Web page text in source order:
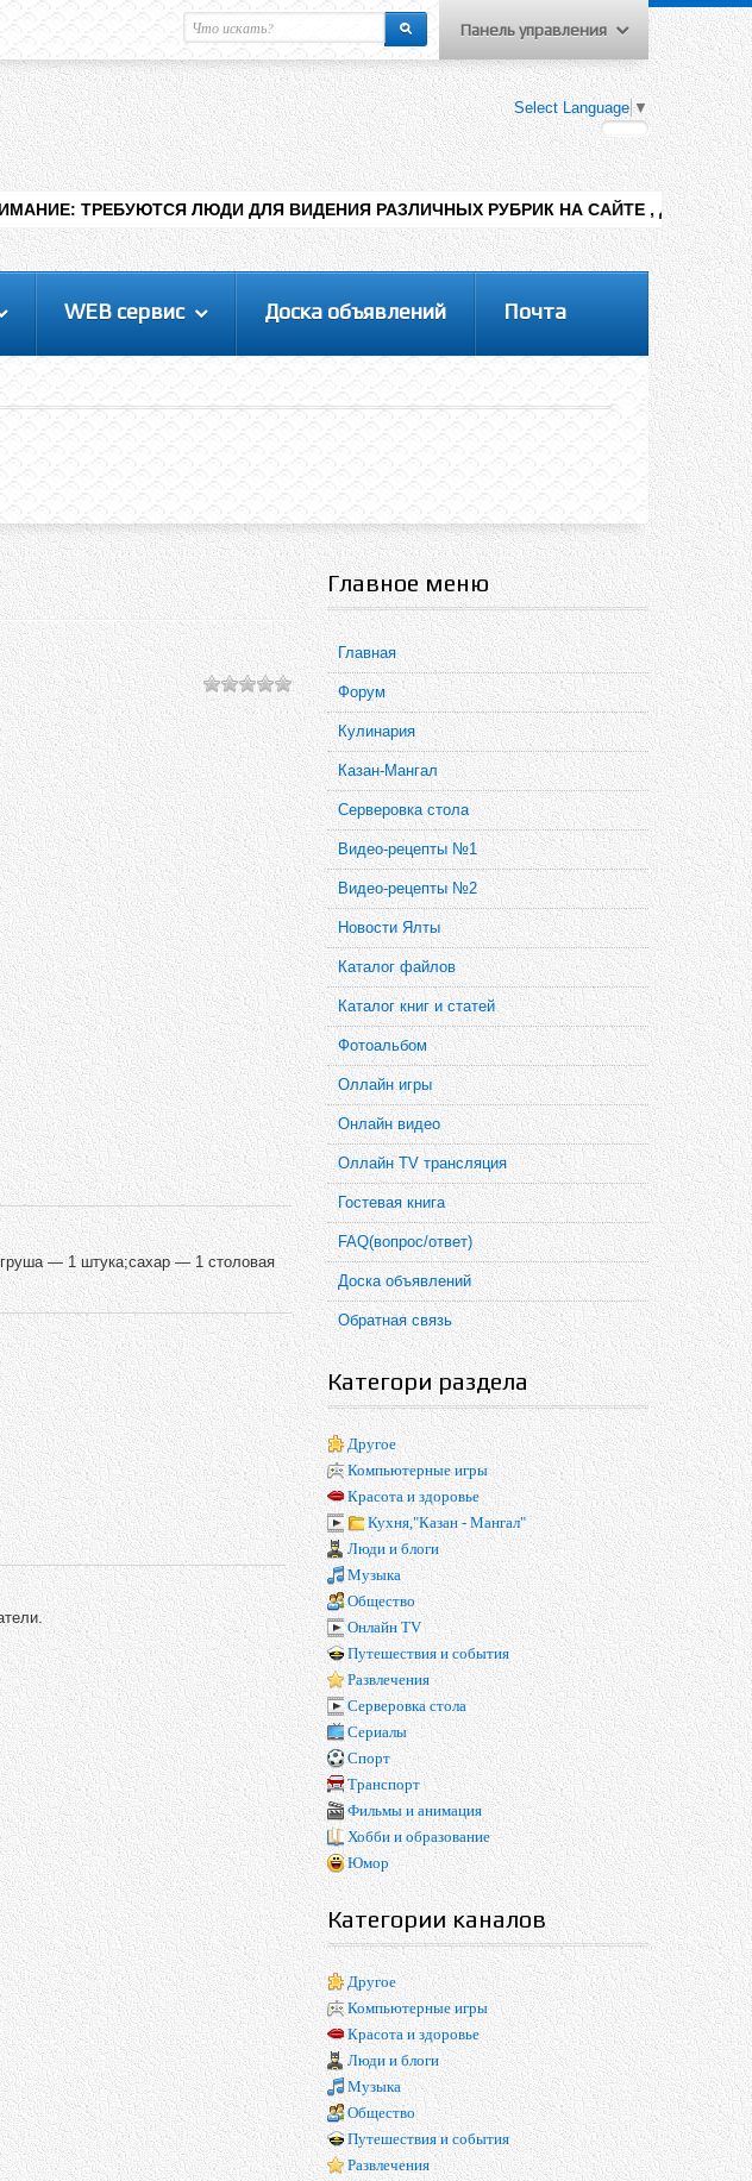
Гость. Чтобы
панелью
необходимо
на сайте под своим
регистрацию.
Меню пользователя
Вход на сайт
Регистрация
Панель управления
Select Language ▼
ЛЮДИ ДЛЯ ВИДЕНИЯ РАЗЛИЧНЫХ РУБРИК НА САЙТЕ , ДОБАВЛЕНИЯ
WEB сервис Доска объявлений Почта
— 1 штука;сахар — 1 столовая
Главное меню
Главная
Форум
Кулинария
Казан-Мангал
Серверовка стола
Видео-рецепты №1
Видео-рецепты №2
Новости Ялты
Каталог файлов
Каталог книг и статей
Фотоальбом
Оллайн игры
Онлайн видео
Оллайн TV трансляция
Гостевая книга
FAQ(вопрос/ответ)
Доска объявлений
Обратная связь
Категори раздела
Другое
Компьютерные игры
Красота и здоровье
Кухня,"Казан - Мангал"
Люди и блоги
Музыка
Общество
Онлайн TV
Путешествия и события
Развлечения
Серверовка стола
Сериалы
Спорт
Транспорт
Фильмы и анимация
Хобби и образование
Юмор
Категории каналов
Другое
Компьютерные игры
Красота и здоровье
Люди и блоги
Музыка
Общество
Путешествия и события
Развлечения